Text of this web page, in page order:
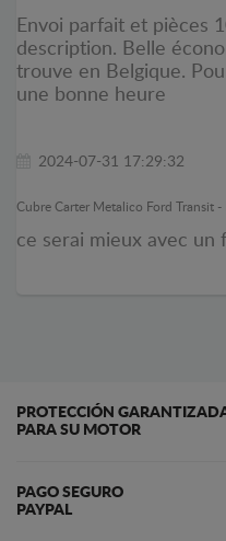
Envoi parfait et pièces
description. Belle
trouve en Belgique.
une bonne heure
2024-07-31 17:29:32
Cubre Carter Metalico Ford Transit -
ce serai mieux avec un
PROTECCIÓN
PARA SU MOTOR
PAGO SEGURO
PAYPAL